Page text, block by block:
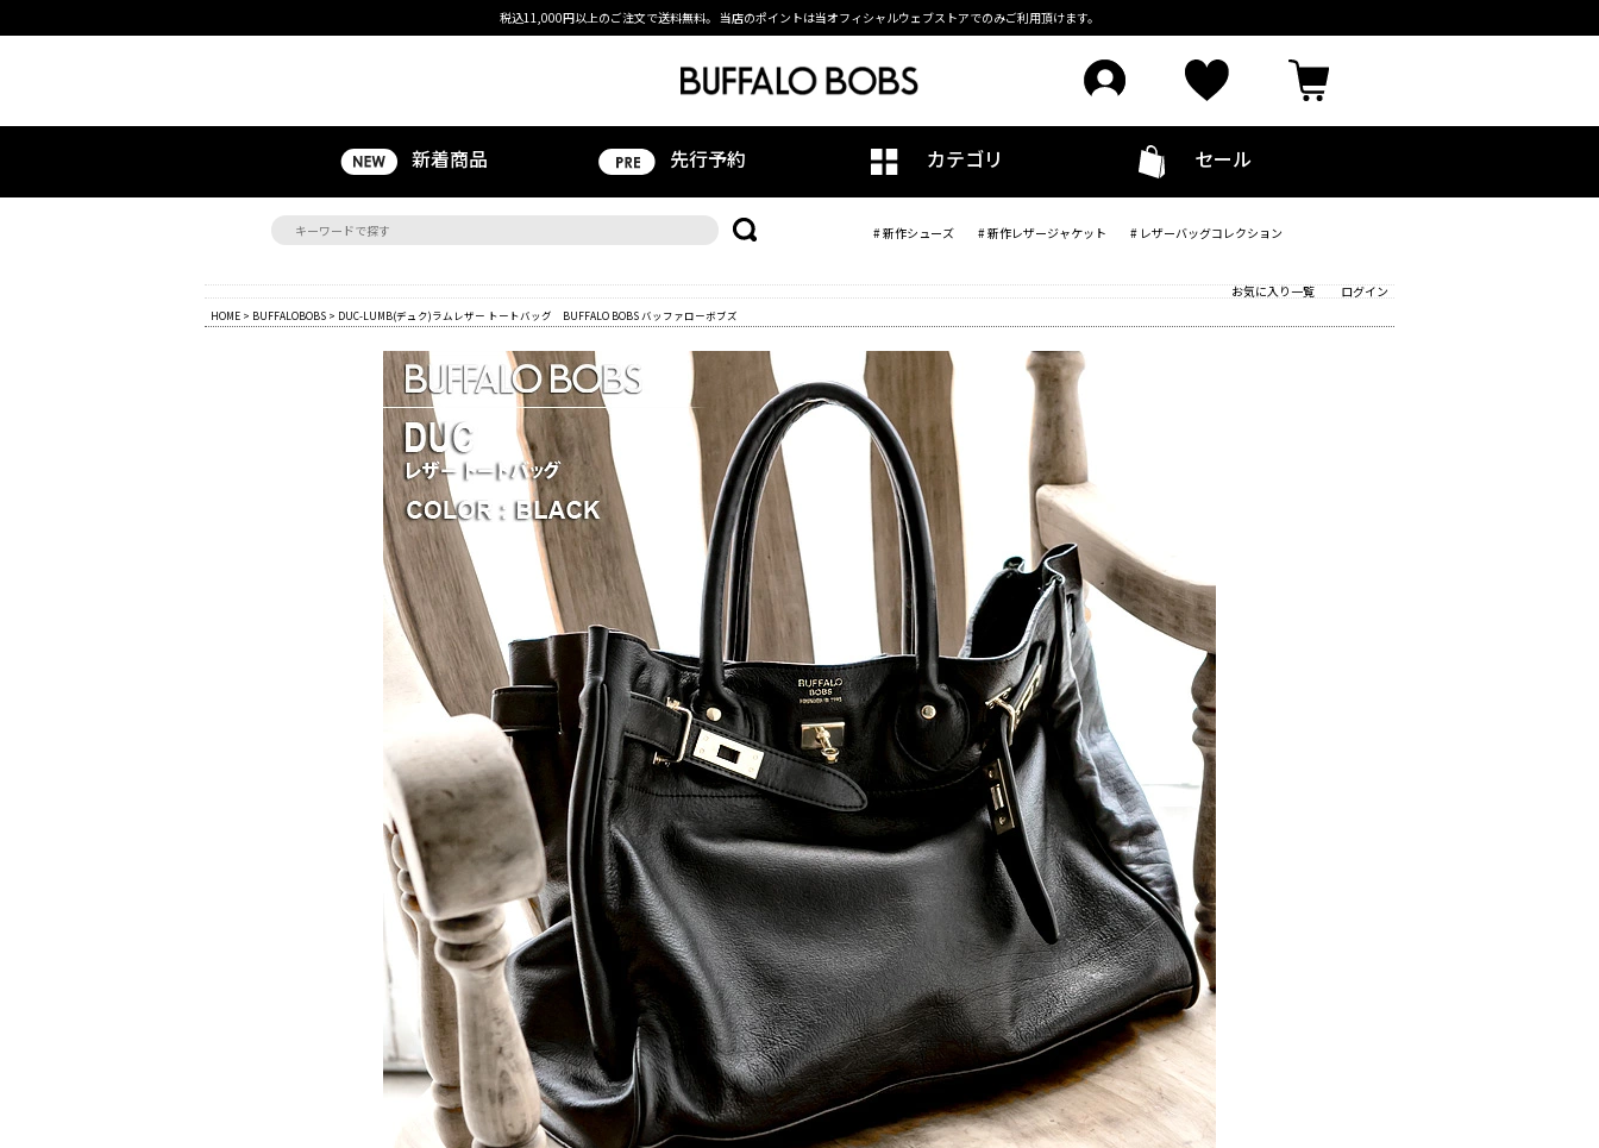
税込11,000円以上のご注文で送料無料。 当店のポイントは当オフィシャルウェブストアでのみご利用頂けます。
新着商品 先行予約 カテゴリ セール
# 新作シューズ # 新作レザージャケット # レザーバッグコレクション
お気に入り一覧 ログイン
HOME > BUFFALOBOBS > DUC-LUMB(デュク)ラムレザー トートバッグ BUFFALO BOBS バッファローボブズ